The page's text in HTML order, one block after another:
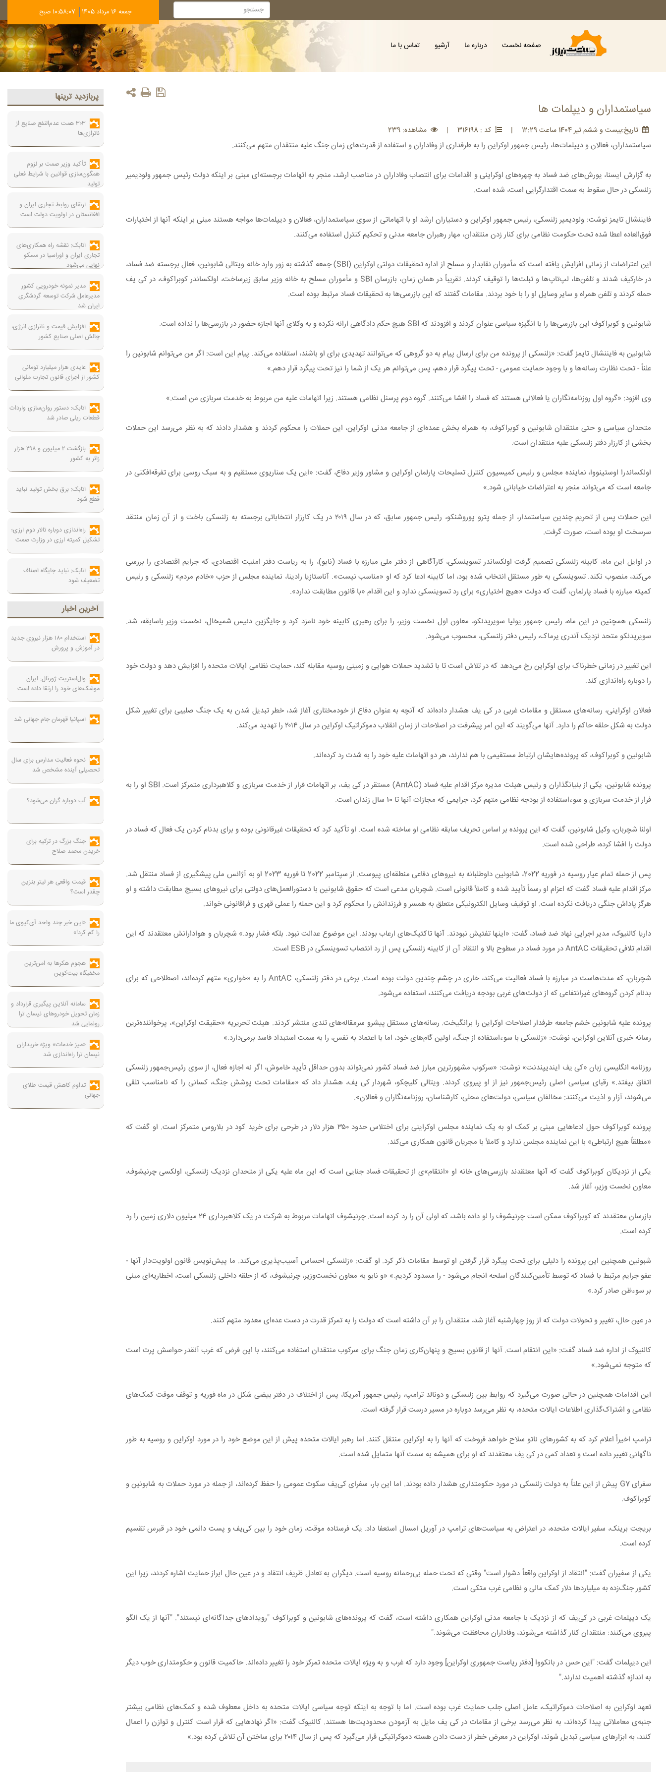
جمعه 16 مرداد 1405 10:58:08 صبح
صفحه نخست درباره ما آرشیو تماس با ما
سیاستمداران و دیپلمات ها
تاريخ:بيست و ششم تير 1404 ساعت 12:29 | کد : 316198 | مشاهده: 239
سیاستمداران، فعالان و دیپلمات‌ها، رئیس جمهور اوکراین را به طرفداری از وفاداران و استفاده از قدرت‌های زمان جنگ علیه منتقدان متهم می‌کنند.
به گزارش ایسنا، یورش‌های ضد فساد به چهره‌های اوکراینی و اقدامات برای انتصاب وفاداران در مناصب ارشد، منجر به اتهامات برجسته‌ای مبنی بر اینکه دولت رئیس جمهور ولودیمیر
زلنسکی در حال سقوط به سمت اقتدارگرایی است، شده است.
فایننشال تایمز نوشت: ولودیمیر زلنسکی، رئیس جمهور اوکراین و دستیاران ارشد او با اتهاماتی از سوی سیاستمداران، فعالان و دیپلمات‌ها مواجه هستند مبنی بر اینکه آنها از اختیارات
فوق‌العاده اعطا شده تحت حکومت نظامی برای کنار زدن منتقدان، مهار رهبران جامعه مدنی و تحکیم کنترل استفاده می‌کنند.
این اعتراضات از زمانی افزایش یافته است که مأموران نقابدار و مسلح از اداره تحقیقات دولتی اوکراین (SBI) جمعه گذشته به زور وارد خانه ویتالی شابونین، فعال برجسته ضد فساد،
در خارکیف شدند و تلفن‌ها، لپ‌تاپ‌ها و تبلت‌ها را توقیف کردند. تقریباً در همان زمان، بازرسان SBI و مأموران مسلح به خانه وزیر سابق زیرساخت، اولکساندر کوبراکوف، در کی یف
حمله کردند و تلفن همراه و سایر وسایل او را با خود بردند. مقامات گفتند که این بازرسی‌ها به تحقیقات فساد مرتبط بوده است.
شابونین و کوبراکوف این بازرسی‌ها را با انگیزه سیاسی عنوان کردند و افزودند که SBI هیچ حکم دادگاهی ارائه نکرده و به وکلای آنها اجازه حضور در بازرسی‌ها را نداده است.
شابونین به فایننشال تایمز گفت: «زلنسکی از پرونده من برای ارسال پیام به دو گروهی که می‌توانند تهدیدی برای او باشند، استفاده می‌کند. پیام این است: اگر من می‌توانم شابونین را
علناً - تحت نظارت رسانه‌ها و با وجود حمایت عمومی - تحت پیگرد قرار دهم، پس می‌توانم هر یک از شما را نیز تحت پیگرد قرار دهم.»
وی افزود: «گروه اول روزنامه‌نگاران یا فعالانی هستند که فساد را افشا می‌کنند. گروه دوم پرسنل نظامی هستند. زیرا اتهامات علیه من مربوط به خدمت سربازی من است.»
متحدان سیاسی و حتی منتقدان شابونین و کوبراکوف، به همراه بخش عمده‌ای از جامعه مدنی اوکراین، این حملات را محکوم کردند و هشدار دادند که به نظر می‌رسد این حملات
بخشی از کارزار دفتر زلنسکی علیه منتقدان است.
اولکساندرا اوستینووا، نماینده مجلس و رئیس کمیسیون کنترل تسلیحات پارلمان اوکراین و مشاور وزیر دفاع، گفت: «این یک سناریوی مستقیم و به سبک روسی برای تفرقه‌افکنی در
جامعه است که می‌تواند منجر به اعتراضات خیابانی شود.»
این حملات پس از تحریم چندین سیاستمدار، از جمله پترو پوروشنکو، رئیس جمهور سابق، که در سال ۲۰۱۹ در یک کارزار انتخاباتی برجسته به زلنسکی باخت و از آن زمان منتقد
سرسخت او بوده است، صورت گرفت.
در اوایل این ماه، کابینه زلنسکی تصمیم گرفت اولکساندر تسوینسکی، کارآگاهی از دفتر ملی مبارزه با فساد (نابو)، را به ریاست دفتر امنیت اقتصادی، که جرایم اقتصادی را بررسی
می‌کند، منصوب نکند. تسوینسکی به طور مستقل انتخاب شده بود، اما کابینه ادعا کرد که او «مناسب نیست». آناستازیا رادینا، نماینده مجلس از حزب «خادم مردم» زلنسکی و رئیس
کمیته مبارزه با فساد پارلمان، گفت که دولت «هیچ اختیاری» برای رد تسوینسکی ندارد و این اقدام «با قانون مطابقت ندارد».
زلنسکی همچنین در این ماه، رئیس جمهور یولیا سویریدنکو، معاون اول نخست وزیر، را برای رهبری کابینه خود نامزد کرد و جایگزین دنیس شمیخال، نخست وزیر باسابقه، شد.
سویریدنکو متحد نزدیک آندری یرماک، رئیس دفتر زلنسکی، محسوب می‌شود.
این تغییر در زمانی خطرناک برای اوکراین رخ می‌دهد که در تلاش است تا با تشدید حملات هوایی و زمینی روسیه مقابله کند، حمایت نظامی ایالات متحده را افزایش دهد و دولت خود
را دوباره راه‌اندازی کند.
فعالان اوکراینی، رسانه‌های مستقل و مقامات غربی در کی یف هشدار داده‌اند که آنچه به عنوان دفاع از خودمختاری آغاز شد، خطر تبدیل شدن به یک جنگ صلیبی برای تغییر شکل
دولت به شکل حلقه حاکم را دارد. آنها می‌گویند که این امر پیشرفت در اصلاحات از زمان انقلاب دموکراتیک اوکراین در سال ۲۰۱۴ را تهدید می‌کند.
شابونین و کوبراکوف، که پرونده‌هایشان ارتباط مستقیمی با هم ندارند، هر دو اتهامات علیه خود را به شدت رد کرده‌اند.
پرونده شابونین، یکی از بنیانگذاران و رئیس هیئت مدیره مرکز اقدام علیه فساد (AntAC) مستقر در کی یف، بر اتهامات فرار از خدمت سربازی و کلاهبرداری متمرکز است. SBI او را به
فرار از خدمت سربازی و سوءاستفاده از بودجه نظامی متهم کرد، جرایمی که مجازات آنها تا 10 سال زندان است.
اولنا شچربان، وکیل شابونین، گفت که این پرونده بر اساس تحریف سابقه نظامی او ساخته شده است. او تأکید کرد که تحقیقات غیرقانونی بوده و برای بدنام کردن یک فعال که فساد در
دولت را افشا کرده، طراحی شده است.
پس از حمله تمام عیار روسیه در فوریه 2022، شابونین داوطلبانه به نیروهای دفاعی منطقه‌ای پیوست. از سپتامبر 2022 تا فوریه 2023 او به آژانس ملی پیشگیری از فساد منتقل شد.
مرکز اقدام علیه فساد گفت که اعزام او رسماً تأیید شده و کاملاً قانونی است. شچربان مدعی است که حقوق شابونین با دستورالعمل‌های دولتی برای نیروهای بسیج مطابقت داشته و او
هرگز پاداش جنگی دریافت نکرده است. او توقیف وسایل الکترونیکی متعلق به همسر و فرزندانش را محکوم کرد و این حمله را عملی قهری و فراقانونی خواند.
داریا کالنیوک، مدیر اجرایی نهاد ضد فساد، گفت: «اینها تفتیش نبودند. آنها تاکتیک‌های ارعاب بودند. این موضوع عدالت نبود. بلکه فشار بود.» شچربان و هوادارانش معتقدند که این
اقدام تلافی تحقیقات AntAC در مورد فساد در سطوح بالا و انتقاد آن از کابینه زلنسکی پس از رد انتصاب تسوینسکی در ESB است.
شچربان، که مدت‌هاست در مبارزه با فساد فعالیت می‌کند، خاری در چشم چندین دولت بوده است. برخی در دفتر زلنسکی، AntAC را به «خواری» متهم کرده‌اند، اصطلاحی که برای
بدنام کردن گروه‌های غیرانتفاعی که از دولت‌های غربی بودجه دریافت می‌کنند، استفاده می‌شود.
پرونده علیه شابونین خشم جامعه طرفدار اصلاحات اوکراین را برانگیخت. رسانه‌های مستقل پیشرو سرمقاله‌های تندی منتشر کردند. هیئت تحریریه «حقیقت اوکراین»، پرخواننده‌ترین
رسانه خبری آنلاین اوکراین، نوشت: «زلنسکی با سوءاستفاده از جنگ، اولین گام‌های خود، اما با اعتماد به نفس، را به سمت استبداد فاسد برمی‌دارد.»
روزنامه انگلیسی زبان «کی یف ایندیپندنت» نوشت: «سرکوب مشهورترین مبارز ضد فساد کشور نمی‌تواند بدون حداقل تأیید خاموش، اگر نه اجازه فعال، از سوی رئیس‌جمهور زلنسکی
اتفاق بیفتد.» رقبای سیاسی اصلی رئیس‌جمهور نیز از او پیروی کردند. ویتالی کلیچکو، شهردار کی یف، هشدار داد که «مقامات تحت پوشش جنگ، کسانی را که نامناسب تلقی
می‌شوند، آزار و اذیت می‌کنند: مخالفان سیاسی، دولت‌های محلی، کارشناسان، روزنامه‌نگاران و فعالان».
پرونده کوبراکوف حول ادعاهایی مبنی بر کمک او به یک نماینده مجلس اوکراینی برای اختلاس حدود ۳۵۰ هزار دلار در طرحی برای خرید کود در بلاروس متمرکز است. او گفت که
«مطلقاً هیچ ارتباطی» با این نماینده مجلس ندارد و کاملاً با مجریان قانون همکاری می‌کند.
یکی از نزدیکان کوبراکوف گفت که آنها معتقدند بازرسی‌های خانه او «انتقام»ی از تحقیقات فساد جنایی است که این ماه علیه یکی از متحدان نزدیک زلنسکی، اولکسی چرنیشوف،
معاون نخست وزیر، آغاز شد.
بازرسان معتقدند که کوبراکوف ممکن است چرنیشوف را لو داده باشد، که اولی آن را رد کرده است. چرنیشوف اتهامات مربوط به شرکت در یک کلاهبرداری ۲۴ میلیون دلاری زمین را رد
کرده است.
شبونین همچنین این پرونده را دلیلی برای تحت پیگرد قرار گرفتن او توسط مقامات ذکر کرد. او گفت: «زلنسکی احساس آسیب‌پذیری می‌کند. ما پیش‌نویس قانون اولویت‌دار آنها -
عفو جرایم مرتبط با فساد که توسط تأمین‌کنندگان اسلحه انجام می‌شود - را مسدود کردیم.» «و نابو به معاون نخست‌وزیر، چرنیشوف، که از حلقه داخلی زلنسکی است، اخطاریه‌ای مبنی
بر سوءظن صادر کرد.»
در عین حال، تغییر و تحولات دولت که از روز چهارشنبه آغاز شد، منتقدان را بر آن داشته است که دولت را به تمرکز قدرت در دست عده‌ای معدود متهم کنند.
کالنیوک از اداره ضد فساد گفت: «این انتقام است. آنها از قانون بسیج و پنهان‌کاری زمان جنگ برای سرکوب منتقدان استفاده می‌کنند، با این فرض که غرب آنقدر حواسش پرت است
که متوجه نمی‌شود.»
این اقدامات همچنین در حالی صورت می‌گیرد که روابط بین زلنسکی و دونالد ترامپ، رئیس جمهور آمریکا، پس از اختلاف در دفتر بیضی شکل در ماه فوریه و توقف موقت کمک‌های
نظامی و اشتراک‌گذاری اطلاعات ایالات متحده، به نظر می‌رسد دوباره در مسیر درست قرار گرفته است.
ترامپ اخیراً اعلام کرد که به کشورهای ناتو سلاح خواهد فروخت که آنها را به اوکراین منتقل کنند. اما رهبر ایالات متحده پیش از این موضع خود را در مورد اوکراین و روسیه به طور
ناگهانی تغییر داده است و تعداد کمی در کی یف معتقدند که او برای همیشه به سمت آنها متمایل شده است.
سفرای G7 پیش از این علناً به دولت زلنسکی در مورد حکومتداری هشدار داده بودند. اما این بار، سفرای کی‌یف سکوت عمومی را حفظ کرده‌اند، از جمله در مورد حملات به شابونین و
کوبراکوف.
بریجت برینک، سفیر ایالات متحده، در اعتراض به سیاست‌های ترامپ در آوریل امسال استعفا داد. یک فرستاده موقت، زمان خود را بین کی‌یف و پست دائمی خود در قبرس تقسیم
کرده است.
یکی از سفیران گفت: "انتقاد از اوکراین واقعاً دشوار است" وقتی که تحت حمله بی‌رحمانه روسیه است. دیگران به تعادل ظریف انتقاد و در عین حال ابراز حمایت اشاره کردند، زیرا این
کشور جنگ‌زده به میلیاردها دلار کمک مالی و نظامی غرب متکی است.
یک دیپلمات غربی در کی‌یف که از نزدیک با جامعه مدنی اوکراین همکاری داشته است، گفت که پرونده‌های شابونین و کوبراکوف "رویدادهای جداگانه‌ای نیستند". "آنها از یک الگو
پیروی می‌کنند: منتقدان کنار گذاشته می‌شوند، وفاداران محافظت می‌شوند."
این دیپلمات گفت: "این حس در بانکووا [دفتر ریاست جمهوری اوکراین] وجود دارد که غرب و به ویژه ایالات متحده تمرکز خود را تغییر داده‌اند. حاکمیت قانون و حکومتداری خوب دیگر
به اندازه گذشته اهمیت ندارند."
تعهد اوکراین به اصلاحات دموکراتیک، عامل اصلی جلب حمایت غرب بوده است. اما با توجه به اینکه توجه سیاسی ایالات متحده به داخل معطوف شده و کمک‌های نظامی بیشتر
جنبه‌ی معاملاتی پیدا کرده‌اند، به نظر می‌رسد برخی از مقامات در کی یف مایل به آزمودن محدودیت‌ها هستند. کالنیوک گفت: «اگر نهادهایی که قرار است کنترل و توازن را اعمال
کنند، به ابزارهای سیاسی تبدیل شوند، اوکراین در معرض خطر از دست دادن هسته‌ دموکراتیکی قرار می‌گیرد که پس از سال ۲۰۱۴ برای ساختن آن تلاش کرده بود.»
پربازديد ترينها
۳۰۳ همت عدم‌النفع صنایع از
ناترازی‌ها
تأکید وزیر صمت بر لزوم
همگون‌سازی قوانین با شرایط فعلی
تولید
ارتقای روابط تجاری ایران و
افغانستان در اولویت دولت است
اتابک: نقشه راه همکاری‌های
تجاری ایران و اوراسیا در مسکو
نهایی می‌شود
مدیر نمونه خودرویی کشور
مدیرعامل شرکت توسعه گردشگری
ایران شد
افزایش قیمت و ناترازی انرژی،
چالش اصلی صنایع کشور
عایدی هزار میلیارد تومانی
کشور از اجرای قانون تجارت ملوانی
اتابک: دستور روان‌سازی واردات
قطعات ریلی صادر شد
بازگشت ۲ میلیون و ۲۹۸ هزار
زائر به کشور
اتابک: برق بخش تولید نباید
قطع شود
راه‌اندازی دوباره تالار دوم ارزی؛
تشکیل کمیته ارزی در وزارت صمت
اتابک: نباید جایگاه اصناف
تضعیف شود
آخرين اخبار
استخدام ۱۸۰ هزار نیروی جدید
در آموزش‌ و پرورش
وال‌استریت ژورنال: ایران
موشک‌های خود را ارتقا داده است
اسپانیا قهرمان جام جهانی شد
نحوه فعالیت مدارس برای سال
تحصیلی آینده مشخص شد
آب دوباره گران می‌شود؟
جنگ بزرگ در ترکیه برای
خریدن محمد صلاح
قیمت واقعی هر لیتر بنزین
چقدر است؟
«این خبر چند واحد آی‌کیوی ما
را کم کرد!»
هجوم هکرها به امن‌ترین
مخفیگاه بیت‌کوین
سامانه آنلاین پیگیری قرارداد‌ و
زمان تحویل خودرو‌های نیسان ترا
رونمایی شد
«میز خدمات» ویژه خریداران
نیسان ترا راه‌اندازی شد
تداوم کاهش قیمت طلای
جهانی